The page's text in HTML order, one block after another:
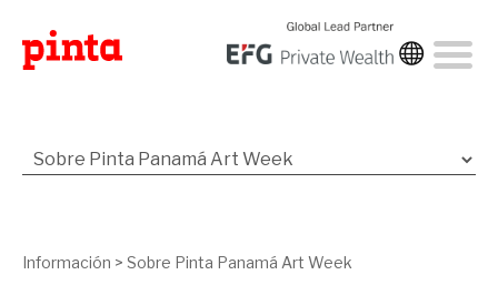
Información > Sobre Pinta Panamá Art Week